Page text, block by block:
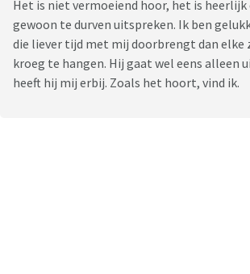
Het is niet vermoeiend hoor, het is
gewoon te durven uitspreken. Ik ben
die liever tijd met mij doorbrengt dan elke
kroeg te hangen. Hij gaat wel eens alleen
heeft hij mij erbij. Zoals het hoort, vind ik.